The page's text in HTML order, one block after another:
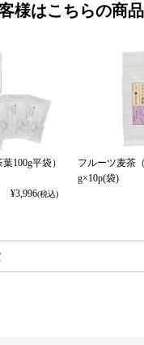
様はこちらの商
100g平袋）
¥3,996(税込)
フルーツ麦茶
g×10p(袋)